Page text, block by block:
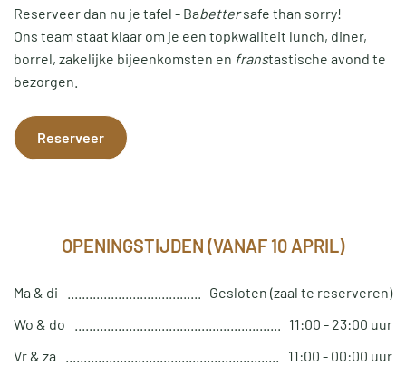
Reserveer dan nu je tafel - Babettersafe than sorry!
Ons team staat klaar om je een topkwaliteit lunch, diner,
borrel, zakelijke bijeenkomsten en franstastische avond te
bezorgen.
Reserveer
OPENINGSTIJDEN (VANAF 10 APRIL)
Ma & di
Gesloten (zaal te reserveren)
Wo & do
11:00 - 23:00 uur
Vr & za
11:00 - 00:00 uur